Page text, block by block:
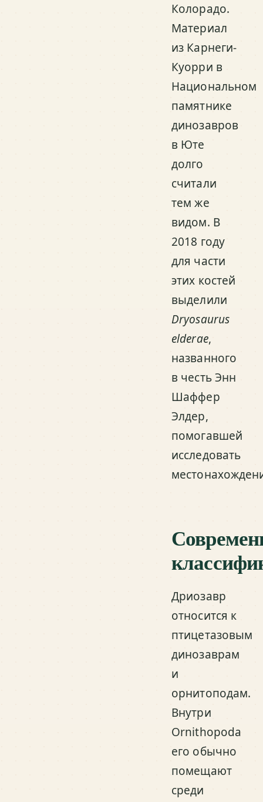
Колорадо.
Материал
из Карнеги-
Куорри в
Национальном
памятнике
динозавров
в Юте
долго
считали
тем же
видом. В
2018 году
для части
этих костей
выделили
Dryosaurus
elderae,
названного
в честь Энн
Шаффер
Элдер,
помогавшей
исследовать
Дриозавр
относится к
птицетазовым
динозаврам
и
орнитоподам.
Внутри
Ornithopoda
его обычно
помещают
среди